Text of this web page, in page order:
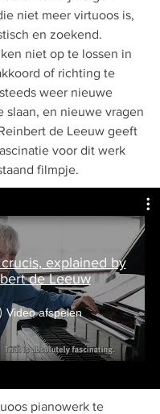
niet meer virtuoos is,
en zoekend.
niet op te lossen in
of richting te
weer nieuwe
slaan, en nieuwe vragen
de Leeuw geeft
voor dit werk
filmpje.
explained by
de Leeuw
Video afspelen
pianowerk te